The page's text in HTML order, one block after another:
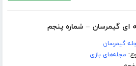
ای گیمرسان – شماره پنجم
گیمرسان
مجله‌های بازی